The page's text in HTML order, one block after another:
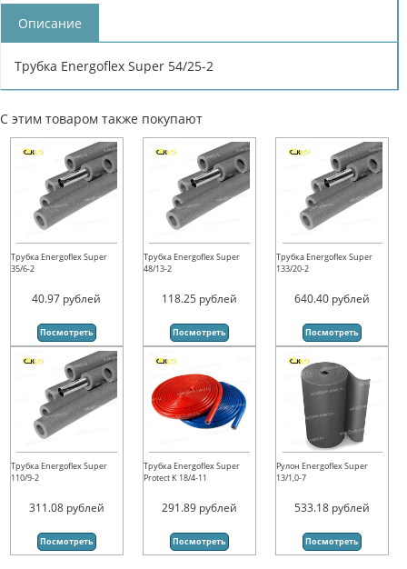
Описание
Трубка Energoflex Super 54/25-2
С этим товаром также покупают
Трубка Energoflex Super
35/6-2
40.97 рублей
Посмотреть
Трубка Energoflex Super
48/13-2
118.25 рублей
Посмотреть
Трубка Energoflex Super
133/20-2
640.40 рублей
Посмотреть
Трубка Energoflex Super
110/9-2
311.08 рублей
Посмотреть
Трубка Energoflex Super
Protect K 18/4-11
291.89 рублей
Посмотреть
Рулон Energoflex Super
13/1,0-7
533.18 рублей
Посмотреть